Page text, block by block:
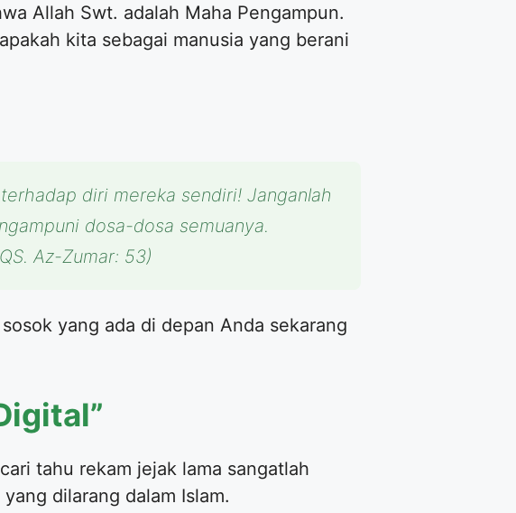
Allah Swt. adalah Maha Pengampun.
kita sebagai manusia yang berani
diri mereka sendiri! Janganlah
dosa-dosa semuanya.
Az-Zumar: 53)
yang ada di depan Anda sekarang
tahu rekam jejak lama sangatlah
dilarang dalam Islam.